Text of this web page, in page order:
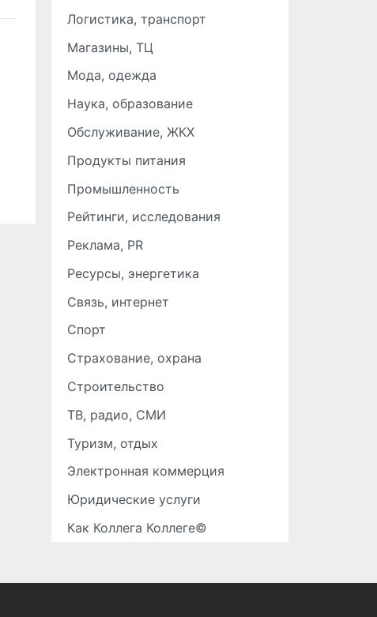
Логистика, транспорт
Магазины, ТЦ
Мода, одежда
Наука, образование
Обслуживание, ЖКХ
Продукты питания
Промышленность
Рейтинги, исследования
Реклама, PR
Ресурсы, энергетика
Связь, интернет
Спорт
Страхование, охрана
Строительство
ТВ, радио, СМИ
Туризм, отдых
Электронная коммерция
Юридические услуги
Как Коллега Коллеге©